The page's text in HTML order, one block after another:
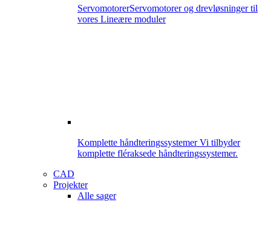
ServomotorerServomotorer og drevløsninger til
vores Lineære moduler
Komplette håndteringssystemerVi tilbyder
komplette fléraksede håndteringssystemer.
CAD
Projekter
Alle sager